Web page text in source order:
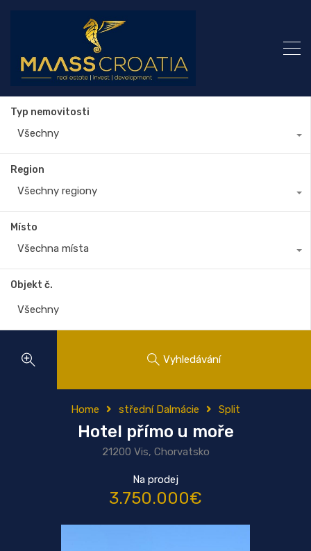
Typ nemovitosti
Všechny
Region
Všechny regiony
Místo
Všechna místa
Objekt č.
Vyhledávání
Home střední Dalmácie Split
Hotel přímo u moře
21200 Vis, Chorvatsko
Na prodej
3.750.000€